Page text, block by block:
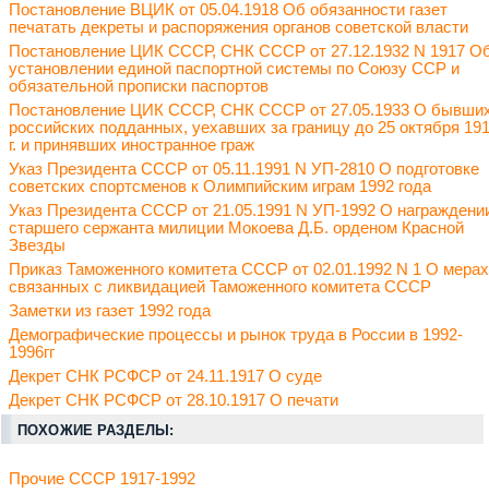
Постановление ВЦИК от 05.04.1918 Об обязанности газет
печатать декреты и распоряжения органов советской власти
Постановление ЦИК СССР, СНК СССР от 27.12.1932 N 1917
установлении единой паспортной системы по Союзу ССР и
обязательной прописки паспортов
Постановление ЦИК СССР, СНК СССР от 27.05.1933 О
российских подданных, уехавших за границу до 25 октября
г. и принявших иностранное граж
Указ Президента СССР от 05.11.1991 N УП-2810 О подготовке
советских спортсменов к Олимпийским играм 1992 года
Указ Президента СССР от 21.05.1991 N УП-1992 О
старшего сержанта милиции Мокоева Д.Б. орденом Красной
Звезды
Приказ Таможенного комитета СССР от 02.01.1992 N 1 О
связанных с ликвидацией Таможенного комитета СССР
Заметки из газет 1992 года
Демографические процессы и рынок труда в России в 1992-
1996гг
Декрет СНК РСФСР от 24.11.1917 О суде
Декрет СНК РСФСР от 28.10.1917 О печати
ПОХОЖИЕ РАЗДЕЛЫ:
Прочие СССР 1917-1992